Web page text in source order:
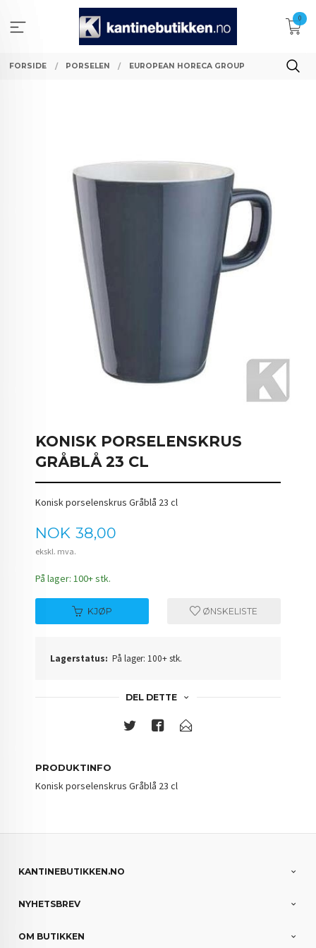
innholdet
0
FORSIDE PORSELEN EUROPEAN HORECA GROUP
KONISK PORSELENSKRUS
GRÅBLÅ 23 CL
Konisk porselenskrus Gråblå 23 cl
Pris
NOK 38,00
ekskl. mva.
På lager: 100+ stk.
KJØP ØNSKELISTE
Lagerstatus: På lager: 100+ stk.
DEL DETTE
PRODUKTINFO
Konisk porselenskrus Gråblå 23 cl
KANTINEBUTIKKEN.NO
NYHETSBREV
OM BUTIKKEN